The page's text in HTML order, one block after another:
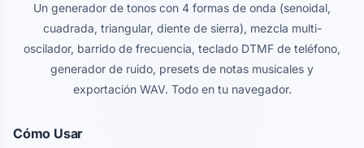
Un generador de tonos con 4 formas de onda (senoidal,
cuadrada, triangular, diente de sierra), mezcla multi-
oscilador, barrido de frecuencia, teclado DTMF de teléfono,
generador de ruido, presets de notas musicales y
exportación WAV. Todo en tu navegador.
Cómo Usar